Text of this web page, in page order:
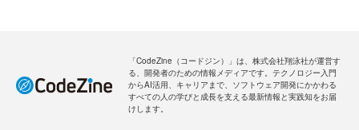
「CodeZine（コードジン）」は、株式会社翔泳社が運営す
る、開発者のための情報メディアです。テクノロジー入門
からAI活用、キャリアまで、ソフトウェア開発にかかわる
すべての人の学びと成長を支える最新情報と実践知をお届
けします。